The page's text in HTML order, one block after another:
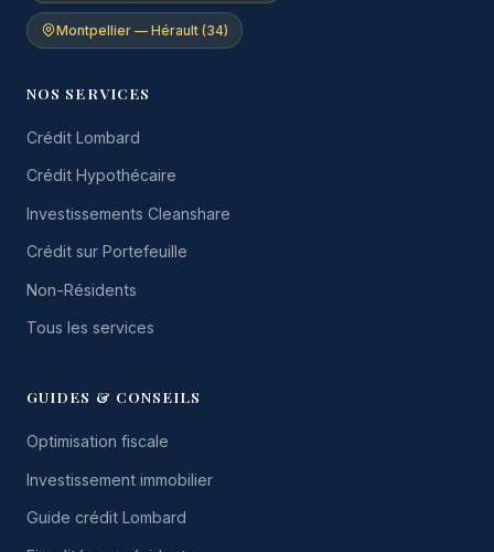
Montpellier — Hérault (34)
NOS SERVICES
Crédit Lombard
Crédit Hypothécaire
Investissements Cleanshare
Crédit sur Portefeuille
Non-Résidents
Tous les services
GUIDES & CONSEILS
Optimisation fiscale
Investissement immobilier
Guide crédit Lombard